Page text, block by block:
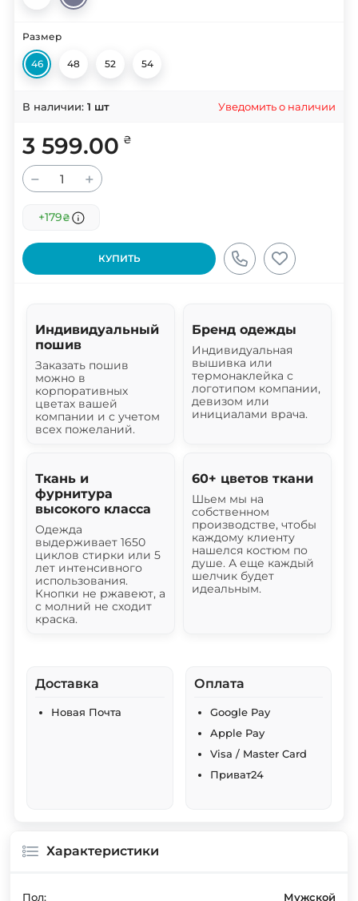
Размер
46 48 52 54
В наличии: 1 шт Уведомить о наличии
3 599.00 ₴
− +
+179₴
КУПИТЬ
Индивидуальный
пошив
Заказать пошив
можно в
корпоративных
цветах вашей
компании и с учетом
всех пожеланий.
Бренд одежды
Индивидуальная
вышивка или
термонаклейка с
логотипом компании,
девизом или
инициалами врача.
Ткань и
фурнитура
высокого класса
Одежда
выдерживает 1650
циклов стирки или 5
лет интенсивного
использования.
Кнопки не ржавеют, а
с молний не сходит
краска.
60+ цветов ткани
Шьем мы на
собственном
производстве, чтобы
каждому клиенту
нашелся костюм по
душе. А еще каждый
шелчик будет
идеальным.
Доставка
Новая Почта
Оплата
Google Pay
Apple Pay
Visa / Master Card
Приват24
Характеристики
Пол: Мужской